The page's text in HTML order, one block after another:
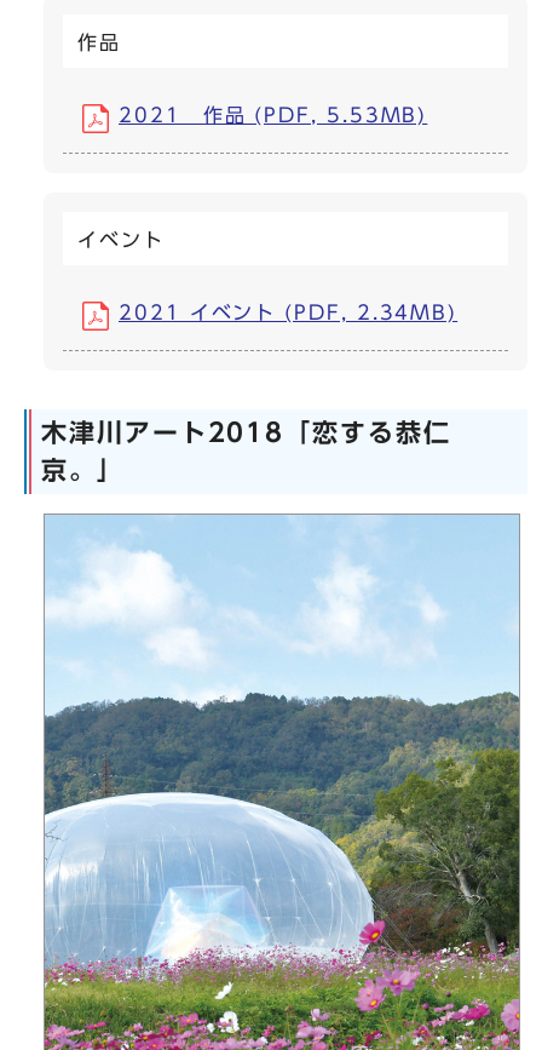
作品
2021 作品 (PDF, 5.53MB)
イベント
2021 イベント (PDF, 2.34MB)
木津川アート2018「恋する恭仁
京。」